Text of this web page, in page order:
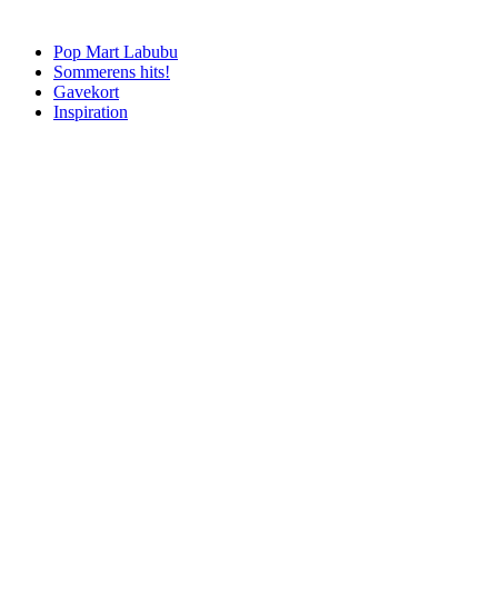
Pop Mart Labubu
Sommerens hits!
Gavekort
Inspiration